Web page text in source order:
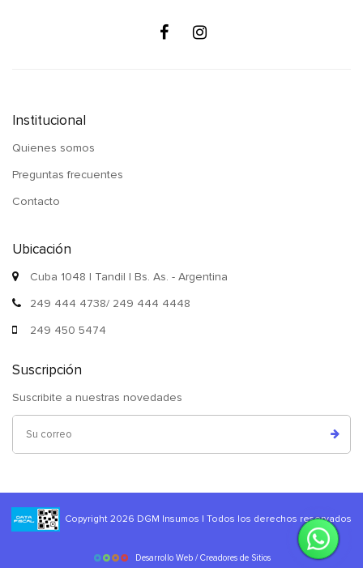
Institucional
Quienes somos
Preguntas frecuentes
Contacto
Ubicación
Cuba 1048 | Tandil | Bs. As. - Argentina
249 444 4738/ 249 444 4448
249 450 5474
Suscripción
Suscribite a nuestras novedades
Copyright 2026 DGM Insumos | Todos los derechos reservados
Desarrollo Web / Creadores de Sitios